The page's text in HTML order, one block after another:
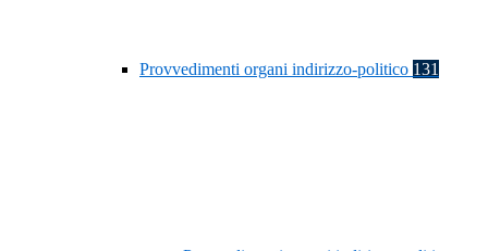
Provvedimenti organi indirizzo-politico 131